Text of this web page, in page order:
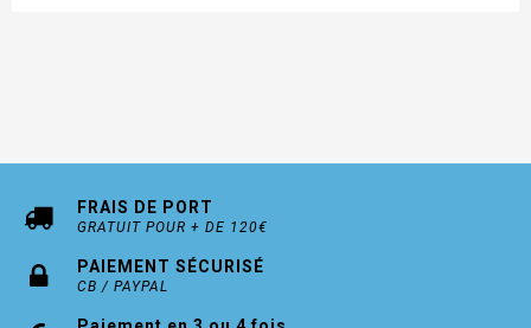
FRAIS DE PORT
GRATUIT POUR + DE 120€
PAIEMENT SÉCURISÉ
CB / PAYPAL